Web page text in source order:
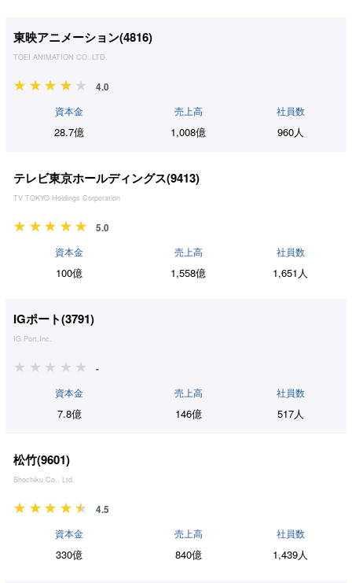
東映アニメーション(4816)
TOEI ANIMATION CO.,LTD.
4.0
資本金
28.7億
売上高
1,008億
社員数
960人
テレビ東京ホールディングス(9413)
TV TOKYO Holdings Corporation
5.0
資本金
100億
売上高
1,558億
社員数
1,651人
IGポート(3791)
IG Port,Inc.
-
資本金
7.8億
売上高
146億
社員数
517人
松竹(9601)
Shochiku Co., Ltd.
4.5
資本金
330億
売上高
840億
社員数
1,439人